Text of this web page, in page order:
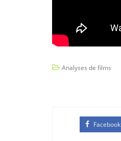
Analyses de films
Facebook